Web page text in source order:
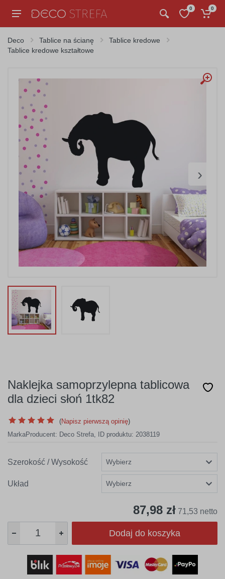
0 0
Deco Tablice na ścianę
Tablice kredowe
Tablice kredowe kształtowe
›
Naklejka samoprzylepna tablicowa
dla dzieci słoń 1tk82
(Napisz pierwszą opinię)
MarkaProducent: Deco Strefa, ID produktu: 2038119
Szerokość / Wysokość
Układ
87,98 zł 71,53 netto
Dodaj do koszyka